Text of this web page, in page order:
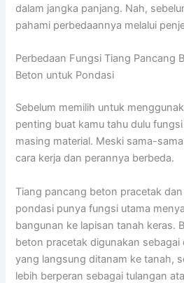
dalam jangka panjang. Nah,
pahami perbedaannya melalui
Perbedaan Fungsi Tiang Pancang
Beton untuk Pondasi
Sebelum memilih untuk
penting buat kamu tahu dulu
masing material. Meski sama-
cara kerja dan perannya berbeda.
Tiang pancang beton pracetak
pondasi punya fungsi utama
bangunan ke lapisan tanah keras.
beton pracetak digunakan sebagai
yang langsung ditanam ke tanah,
lebih berperan sebagai tulangan